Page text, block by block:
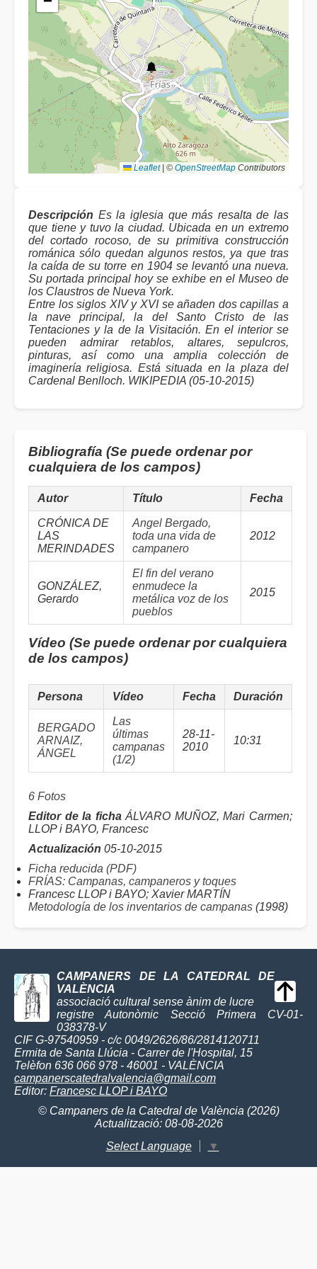
Leaflet © OpenStreetMap Contributors
Descripción Es la iglesia que más resalta de las
que tiene y tuvo la ciudad. Ubicada en un extremo
del cortado rocoso, de su primitiva construcción
románica sólo quedan algunos restos, ya que tras
la caída de su torre en 1904 se levantó una nueva.
Su portada principal hoy se exhibe en el Museo de
los Claustros de Nueva York.
Entre los siglos XIV y XVI se añaden dos capillas a
la nave principal, la del Santo Cristo de las
Tentaciones y la de la Visitación. En el interior se
pueden admirar retablos, altares, sepulcros,
pinturas, así como una amplia colección de
imaginería religiosa. Está situada en la plaza del
Cardenal Benlloch. WIKIPEDIA (05-10-2015)
Bibliografía (Se puede ordenar por
cualquiera de los campos)
Autor Título Fecha
CRÓNICA DE
LAS
MERINDADES
Angel Bergado,
toda una vida de
campanero
2012
GONZÁLEZ,
Gerardo
El fin del verano
enmudece la
metálica voz de los
pueblos
2015
Vídeo (Se puede ordenar por cualquiera
de los campos)
Persona Vídeo Fecha Duración
BERGADO
ARNAIZ,
ÁNGEL
Las
últimas
campanas
(1/2)
28-11-
2010
10:31
6 Fotos
Editor de la fichaÁLVARO MUÑOZ, Mari Carmen;
LLOP i BAYO, Francesc
Actualización 05-10-2015
Ficha reducida (PDF)
FRÍAS: Campanas, campaneros y toques
Francesc LLOP i BAYO; Xavier MARTÍN
Metodología de los inventarios de campanas (1998)
CAMPANERS DE LA CATEDRAL DE
VALÈNCIA
associació cultural sense ànim de lucre
registre Autonòmic Secció Primera CV-01-
038378-V
CIF G-97540959 - c/c 0049/2626/86/2814120711
Ermita de Santa Llúcia - Carrer de l'Hospital, 15
Telèfon 636 066 978 - 46001 - VALÈNCIA
campanerscatedralvalencia@gmail.com
Editor: Francesc LLOP i BAYO
© Campaners de la Catedral de València (2026)
Actualització: 08-08-2026
Select Language
▼